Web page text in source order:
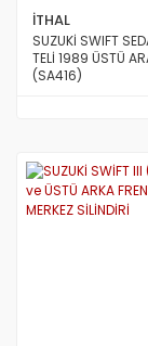
İTHAL
SUZUKİ SWIFT
TELİ 1989 ÜSTÜ
(SA416)